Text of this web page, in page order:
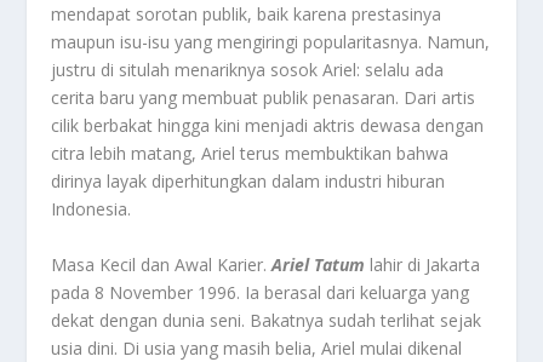
mendapat sorotan publik, baik karena prestasinya
maupun isu-isu yang mengiringi popularitasnya. Namun,
justru di situlah menariknya sosok Ariel: selalu ada
cerita baru yang membuat publik penasaran. Dari artis
cilik berbakat hingga kini menjadi aktris dewasa dengan
citra lebih matang, Ariel terus membuktikan bahwa
dirinya layak diperhitungkan dalam industri hiburan
Indonesia.
Masa Kecil dan Awal Karier.Ariel Tatum lahir di Jakarta
pada 8 November 1996. Ia berasal dari keluarga yang
dekat dengan dunia seni. Bakatnya sudah terlihat sejak
usia dini. Di usia yang masih belia, Ariel mulai dikenal